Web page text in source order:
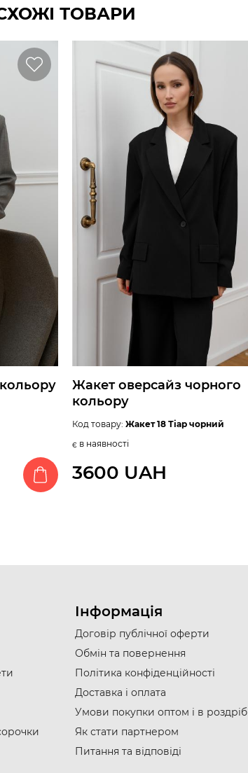
ТОВАРИ
Жакет оверсайз чорного
кольору
Код товару: Жакет 18 Тіар чорний
є в наявності
3600 UAH
Інформація
Договір публічної оферти
Обмін та повернення
Політика конфіденційності
Доставка i оплата
Умови покупки оптом і в роздріб
Як стати партнером
Питання та відповіді